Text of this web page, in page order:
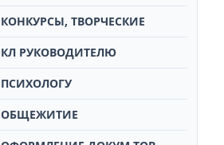
КОНКУРСЫ, ТВОРЧЕСКИЕ
КЛ РУКОВОДИТЕЛЮ
ПСИХОЛОГУ
ОБЩЕЖИТИЕ